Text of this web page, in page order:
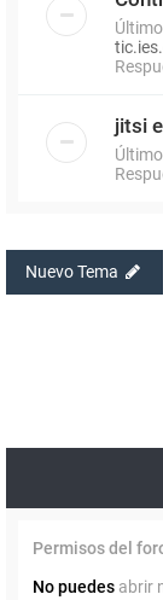
jitsi
Nuevo Tema
Permisos del
No puedes abrir